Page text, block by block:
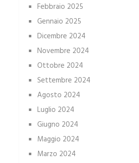
Febbraio 2025
Gennaio 2025
Dicembre 2024
Novembre 2024
Ottobre 2024
Settembre 2024
Agosto 2024
Luglio 2024
Giugno 2024
Maggio 2024
Marzo 2024